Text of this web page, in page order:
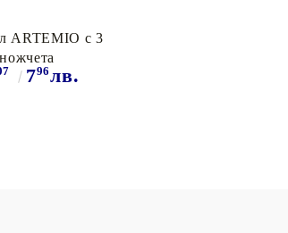
ARTEMIO с 3
ножчета
796лв.